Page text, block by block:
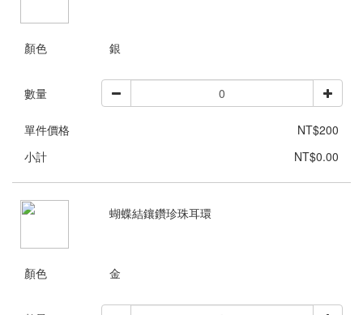
顏色 銀
數量
單件價格
NT$200
小計
NT$0.00
蝴蝶結鑲鑽珍珠耳環
顏色 金